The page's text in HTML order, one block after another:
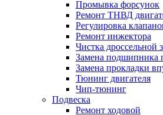
Промывка форсунок
Ремонт ТНВД
Регулировка
Ремонт инжектора
Чистка дроссельной
Замена подшипника
Замена прокладки
Тюнинг двигателя
Чип-тюнинг
Подвеска
Ремонт ходовой